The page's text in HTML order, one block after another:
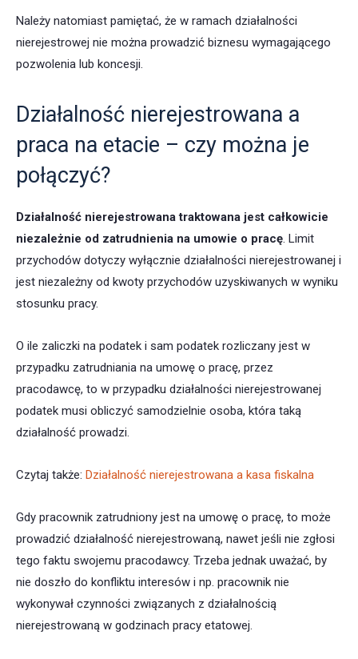
Należy natomiast pamiętać, że w ramach działalności
nierejestrowej nie można prowadzić biznesu wymagającego
pozwolenia lub koncesji.
Działalność nierejestrowana a
praca na etacie – czy można je
połączyć?
Działalność nierejestrowana traktowana jest całkowicie
niezależnie od zatrudnienia na umowie o pracę. Limit
przychodów dotyczy wyłącznie działalności nierejestrowanej i
jest niezależny od kwoty przychodów uzyskiwanych w wyniku
stosunku pracy.
O ile zaliczki na podatek i sam podatek rozliczany jest w
przypadku zatrudniania na umowę o pracę, przez
pracodawcę, to w przypadku działalności nierejestrowanej
podatek musi obliczyć samodzielnie osoba, która taką
działalność prowadzi.
Czytaj także: Działalność nierejestrowana a kasa fiskalna
Gdy pracownik zatrudniony jest na umowę o pracę, to może
prowadzić działalność nierejestrowaną, nawet jeśli nie zgłosi
tego faktu swojemu pracodawcy. Trzeba jednak uważać, by
nie doszło do konfliktu interesów i np. pracownik nie
wykonywał czynności związanych z działalnością
nierejestrowaną w godzinach pracy etatowej.